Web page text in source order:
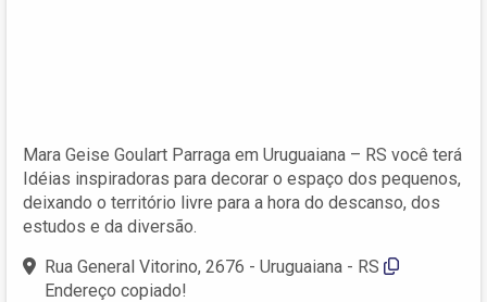
Mara Geise Goulart Parraga em Uruguaiana – RS você terá
Idéias inspiradoras para decorar o espaço dos pequenos,
deixando o território livre para a hora do descanso, dos
estudos e da diversão.
Rua General Vitorino, 2676 - Uruguaiana - RS
Endereço copiado!